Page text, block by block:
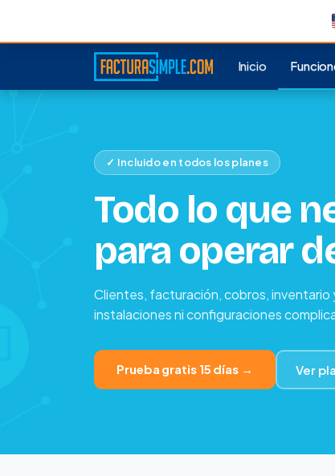
Inicio
✓ Incluido en todos los planes
Todo lo que
para operar
Clientes, facturación, cobros, inventario
instalaciones ni configuraciones
Prueba gratis 15 días → Ver